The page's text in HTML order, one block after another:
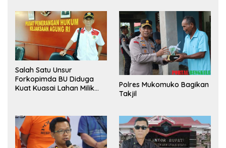
Salah Satu Unsur
Forkopimda BU Diduga
Kuat Kuasai Lahan Milik
Polres Mukomuko Bagikan
Takjil